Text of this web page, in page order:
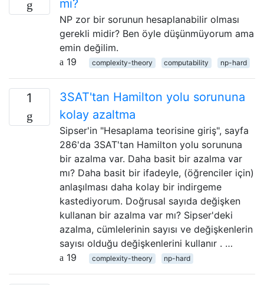
mi?
NP zor bir sorunun hesaplanabilir olması
gerekli midir? Ben öyle düşünmüyorum ama
emin değilim.
19
complexity-theory computability np-hard
1
3SAT'tan Hamilton yolu sorununa
kolay azaltma
Sipser'in "Hesaplama teorisine giriş", sayfa
286'da 3SAT'tan Hamilton yolu sorununa
bir azalma var. Daha basit bir azalma var
mı? Daha basit bir ifadeyle, (öğrenciler için)
anlaşılması daha kolay bir indirgeme
kastediyorum. Doğrusal sayıda değişken
kullanan bir azalma var mı? Sipser'deki
azalma, cümlelerinin sayısı ve değişkenlerin
sayısı olduğu değişkenlerini kullanır . …
19
complexity-theory np-hard